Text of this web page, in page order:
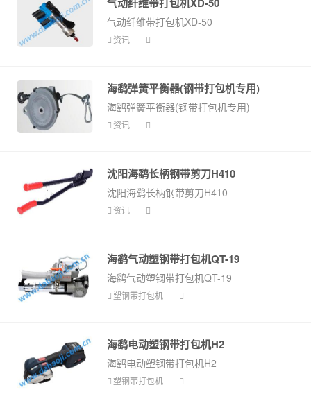
气动纤维带打包机XD-50
气动纤维带打包机XD-50
资讯
海鹞弹簧平衡器(钢带打包机专用)
海鹞弹簧平衡器(钢带打包机专用)
资讯
沈阳海鹞长柄钢带剪刀H410
沈阳海鹞长柄钢带剪刀H410
资讯
海鹞气动塑钢带打包机QT-19
海鹞气动塑钢带打包机QT-19
塑钢带打包机
海鹞电动塑钢带打包机H2
海鹞电动塑钢带打包机H2
塑钢带打包机